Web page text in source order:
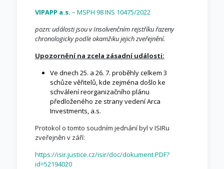
VIPAPP a.s. – MSPH 98 INS 10475/2022
pozn: události jsou v Insolvenčním rejstříku řazeny
chronologicky podle okamžiku jejich zveřejnění.
Upozornění na zcela zásadní události:
Ve dnech 25. a 26. 7. proběhly celkem 3
schůze věřitelů, kde zejména došlo ke
schválení reorganizačního plánu
předloženého ze strany vedení Arca
Investments, a.s.
Protokol o tomto soudním jednání byl v ISIRu
zveřejněn v září:
https://isir.justice.cz/isir/doc/dokument.PDF?
id=52194020